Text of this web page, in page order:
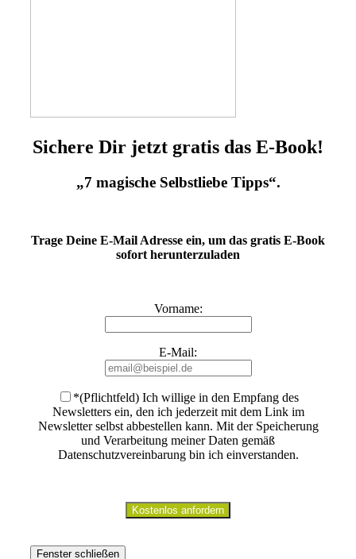
Sichere Dir jetzt gratis das E-Book!
„7 magische Selbstliebe Tipps“.
Trage Deine E-Mail Adresse ein, um das gratis E-Book
sofort herunterzuladen
Vorname:
E-Mail:
*(Pflichtfeld) Ich willige in den Empfang des
Newsletters ein, den ich jederzeit mit dem Link im
Newsletter selbst abbestellen kann. Mit der Speicherung
und Verarbeitung meiner Daten gemäß
Datenschutzvereinbarung bin ich einverstanden.
Fenster schließen